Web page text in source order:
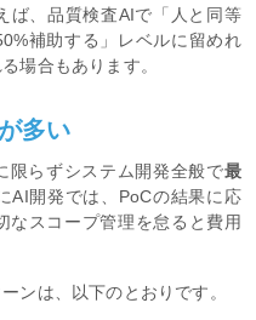
ば、品質検査AIで「人と同等
補助する」レベルに留めれ
場合もあります。
多い
限らずシステム開発全般で最
AI開発では、PoCの結果に応
なスコープ管理を怠ると費用
ンは、以下のとおりです。